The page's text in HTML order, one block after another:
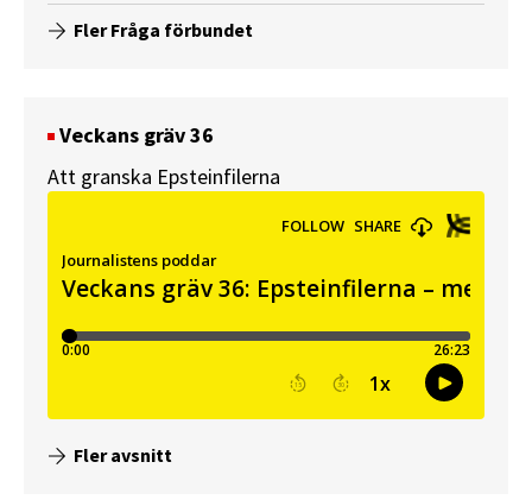
Fler Fråga förbundet
Veckans gräv 36
Att granska Epsteinfilerna
Fler avsnitt